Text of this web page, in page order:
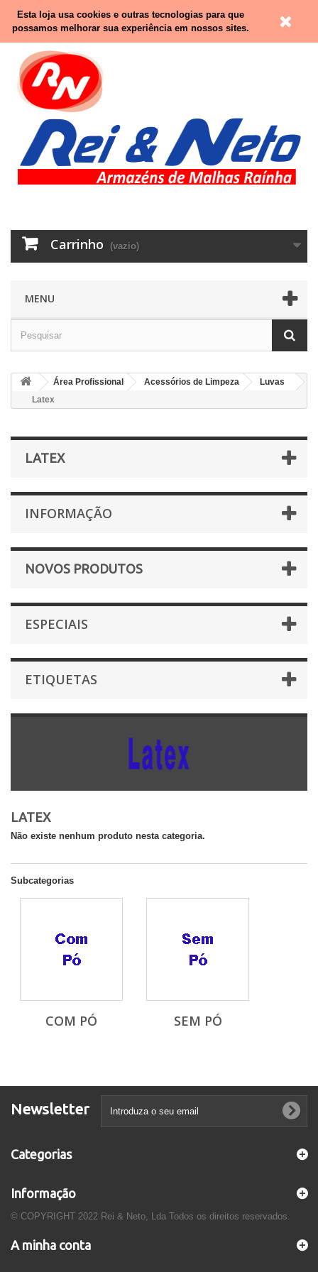
Contacte-nos
Carrinho (vazio)
MENU
Área Profissional Acessórios de Limpeza
Luvas
Latex
LATEX
INFORMAÇÃO
NOVOS PRODUTOS
ESPECIAIS
ETIQUETAS
LATEX
Não existe nenhum produto nesta categoria.
Subcategorias
COM PÓ SEM PÓ
Newsletter
Categorias
Informação
© COPYRIGHT 2022 Rei & Neto, Lda Todos os direitos reservados.
A minha conta
Esta loja usa cookies e outras tecnologias para que
possamos melhorar sua experiência em nossos sites.